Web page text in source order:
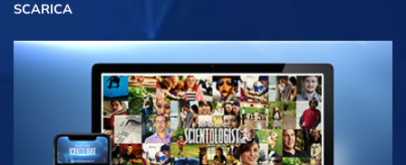
SCARICA